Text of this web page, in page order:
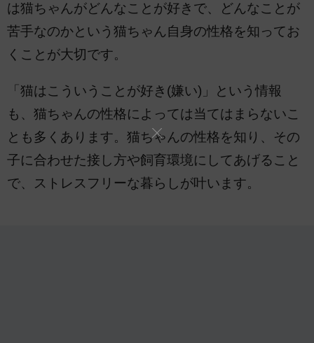
は猫ちゃんがどんなことが好きで、どんなことが
苦手なのかという猫ちゃん自身の性格を知ってお
くことが大切です。
「猫はこういうことが好き(嫌い)」という情報
も、猫ちゃんの性格によっては当てはまらないこ
とも多くあります。猫ちゃんの性格を知り、その
子に合わせた接し方や飼育環境にしてあげること
で、ストレスフリーな暮らしが叶います。